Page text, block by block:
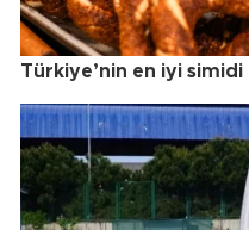
Türkiye’nin en iyi simidi